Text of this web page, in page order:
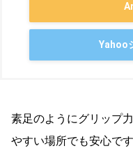
Yahoo
素足のようにグリップ
やすい場所でも安心です